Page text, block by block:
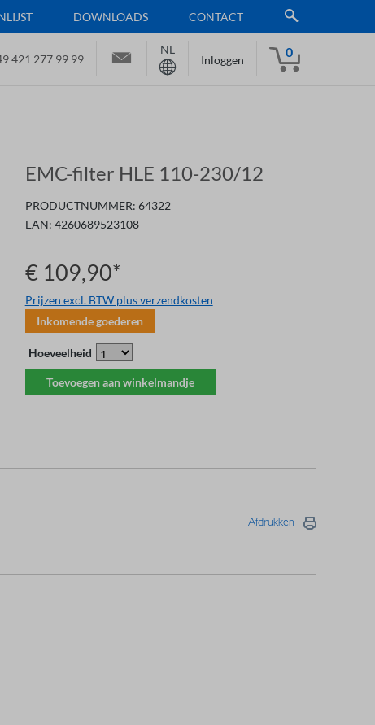
DOWNLOADS CONTACT
421 277 99 99
NL
Inloggen
0
EMC-filter HLE 110-230/12
PRODUCTNUMMER: 64322
EAN: 4260689523108
€ 109,90*
Prijzen excl. BTW plus verzendkosten
Inkomende goederen
Hoeveelheid
Toevoegen aan winkelmandje
Afdrukken